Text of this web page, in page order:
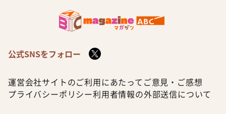
公式SNSをフォロー
運営会社サイトのご利用にあたって ご意見・ご感想
プライバシーポリシー利用者情報の外部送信について